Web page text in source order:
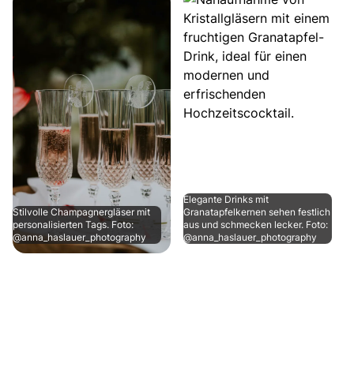
Stilvolle Champagnergläser mit
personalisierten Tags. Foto:
@anna_haslauer_photography
Elegante Drinks mit
Granatapfelkernen sehen festlich
aus und schmecken lecker. Foto:
@anna_haslauer_photography